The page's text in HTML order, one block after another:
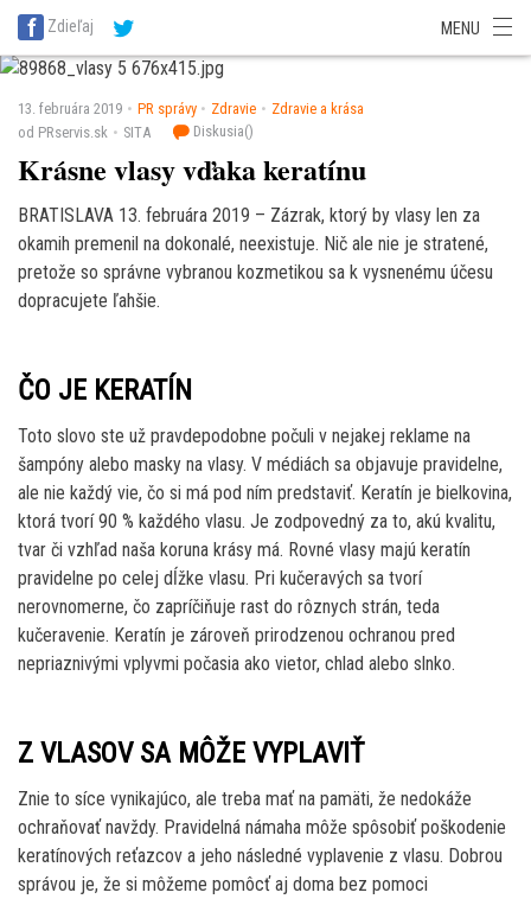
SITA Energetika
SITA Potravinárstvo
Zdieľaj MENU
13. februára 2019 PR správy Zdravie
Zdravie a krása
od PRservis.sk
SITA Diskusia()
Krásne vlasy vďaka keratínu
BRATISLAVA 13. februára 2019 – Zázrak, ktorý by vlasy len za
okamih premenil na dokonalé, neexistuje. Nič ale nie je stratené,
pretože so správne vybranou kozmetikou sa k vysnenému účesu
dopracujete ľahšie.
ČO JE KERATÍN
Toto slovo ste už pravdepodobne počuli v nejakej reklame na
šampóny alebo masky na vlasy. V médiách sa objavuje pravidelne,
ale nie každý vie, čo si má pod ním predstaviť. Keratín je bielkovina,
ktorá tvorí 90 % každého vlasu. Je zodpovedný za to, akú kvalitu,
tvar či vzhľad naša koruna krásy má. Rovné vlasy majú keratín
pravidelne po celej dĺžke vlasu. Pri kučeravých sa tvorí
nerovnomerne, čo zapríčiňuje rast do rôznych strán, teda
kučeravenie. Keratín je zároveň prirodzenou ochranou pred
nepriaznivými vplyvmi počasia ako vietor, chlad alebo slnko.
Z VLASOV SA MÔŽE VYPLAVIŤ
Znie to síce vynikajúco, ale treba mať na pamäti, že nedokáže
ochraňovať navždy. Pravidelná námaha môže spôsobiť poškodenie
keratínových reťazcov a jeho následné vyplavenie z vlasu. Dobrou
správou je, že si môžeme pomôcť aj doma bez pomoci